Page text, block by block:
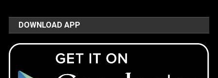
DOWNLOAD APP